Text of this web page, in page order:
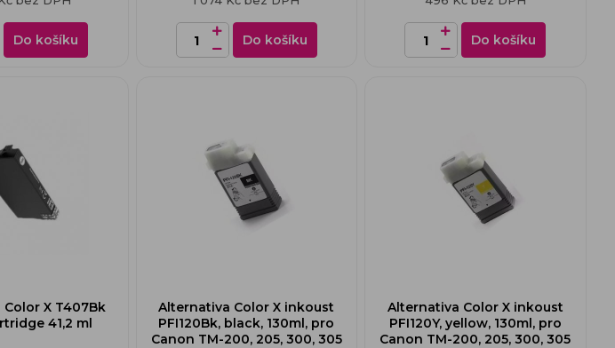
Do košíku Do košíku Do košíku
X T407Bk
41,2 ml
Alternativa Color X inkoust
PFI120Bk, black, 130ml, pro
Canon TM-200, 205, 300, 305
Alternativa Color X inkoust
PFI120Y, yellow, 130ml, pro
Canon TM-200, 205, 300, 305